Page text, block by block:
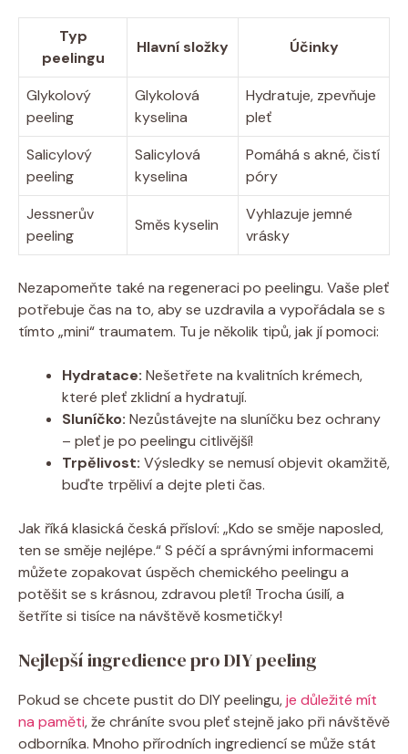
Typ
peelingu
Hlavní složky Účinky
Glykolový
peeling
Glykolová
kyselina
Hydratuje, zpevňuje
pleť
Salicylový
peeling
Salicylová
kyselina
Pomáhá s akné, čistí
póry
Jessnerův
peeling
Směs kyselin
Vyhlazuje jemné
vrásky
Nezapomeňte také na regeneraci po peelingu. Vaše pleť
potřebuje čas na to, aby se uzdravila a vypořádala se s
tímto „mini“ traumatem. Tu je několik tipů, jak jí pomoci:
Hydratace: Nešetřete na kvalitních krémech,
které pleť zklidní a hydratují.
Sluníčko: Nezůstávejte na sluníčku bez ochrany
– pleť je po peelingu citlivější!
Trpělivost: Výsledky se nemusí objevit okamžitě,
buďte trpěliví a dejte pleti čas.
Jak říká klasická česká přísloví: „Kdo se směje naposled,
ten se směje nejlépe.“ S péčí a správnými informacemi
můžete zopakovat úspěch chemického peelingu a
potěšit se s krásnou, zdravou pletí! Trocha úsilí, a
šetříte si tisíce na návštěvě kosmetičky!
Nejlepší ingredience pro DIY peeling
Pokud se chcete pustit do DIY peelingu,je důležité mít
na paměti, že chráníte svou pleť stejně jako při návštěvě
odborníka. Mnoho přírodních ingrediencí se může stát